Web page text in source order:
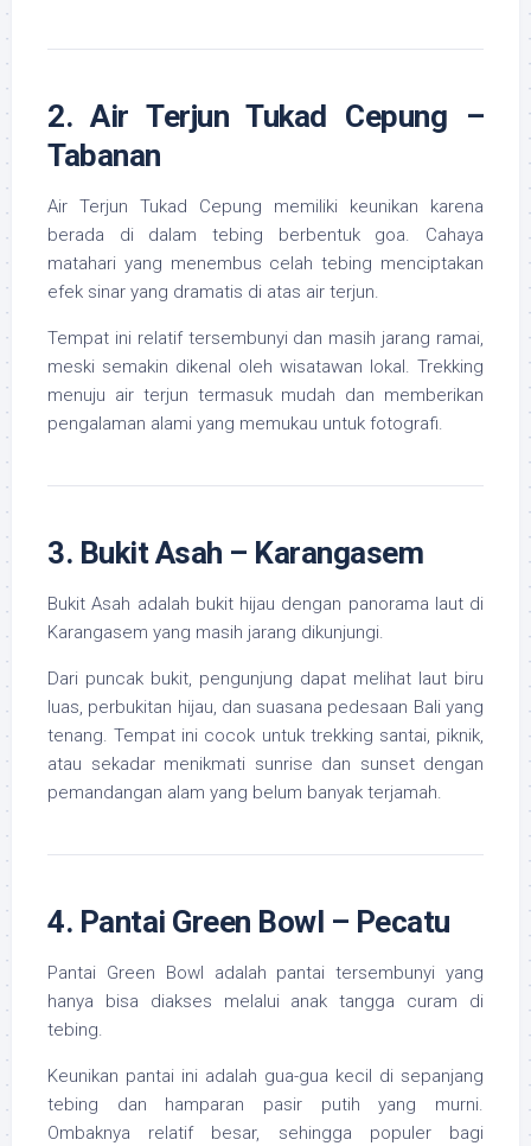
2. Air Terjun Tukad Cepung –
Tabanan
Air Terjun Tukad Cepung memiliki keunikan karena
berada di dalam tebing berbentuk goa. Cahaya
matahari yang menembus celah tebing menciptakan
efek sinar yang dramatis di atas air terjun.
Tempat ini relatif tersembunyi dan masih jarang ramai,
meski semakin dikenal oleh wisatawan lokal. Trekking
menuju air terjun termasuk mudah dan memberikan
pengalaman alami yang memukau untuk fotografi.
3. Bukit Asah – Karangasem
Bukit Asah adalah bukit hijau dengan panorama laut di
Karangasem yang masih jarang dikunjungi.
Dari puncak bukit, pengunjung dapat melihat laut biru
luas, perbukitan hijau, dan suasana pedesaan Bali yang
tenang. Tempat ini cocok untuk trekking santai, piknik,
atau sekadar menikmati sunrise dan sunset dengan
pemandangan alam yang belum banyak terjamah.
4. Pantai Green Bowl – Pecatu
Pantai Green Bowl adalah pantai tersembunyi yang
hanya bisa diakses melalui anak tangga curam di
tebing.
Keunikan pantai ini adalah gua-gua kecil di sepanjang
tebing dan hamparan pasir putih yang murni.
Ombaknya relatif besar, sehingga populer bagi